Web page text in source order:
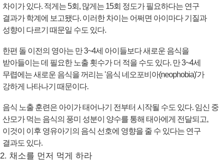
차이가 있다. 적게는 5회, 많게는 15회 정도가 필요하다는 연구
결과가 학계에 보고됐다. 이러한 차이는 어쩌면 아이마다 기질과
성향이 다르기 때문일 수도 있다.
한편 돌 이전의 영아는 만 3~4세 아이들보다 새로운 음식을
받아들이는 데 필요한 노출 횟수가 더 적을 수도 있다. 만 3~4세
무렵에는 새로운 음식을 꺼리는 '음식 네오포비아(neophobia)'가
강하게 나타나기 때문이다.
음식 노출 훈련은 아이가 태어나기 전부터 시작될 수도 있다. 임신 중
산모가 먹는 음식의 풍미 성분이 양수를 통해 태아에게 전달되고,
이것이 이후 영유아기의 음식 선호에 영향을 줄 수 있다는 연구
결과도 있다.
2. 채소를 먼저 먹게 하라